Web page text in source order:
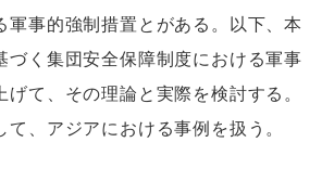
軍事的強制措置とがある。以下、本
づく集団安全保障制度における軍事
げて、その理論と実際を検討する。
て、アジアにおける事例を扱う。